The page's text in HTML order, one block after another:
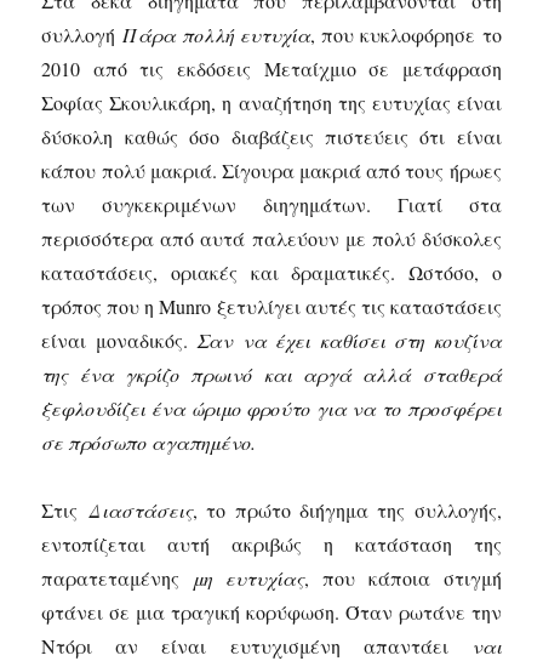
συλλογή Πάρα πολλή ευτυχία, που κυκλοφόρησε το
2010 από τις εκδόσεις Μεταίχμιο σε μετάφραση
Σοφίας Σκουλικάρη, η αναζήτηση της ευτυχίας είναι
δύσκολη καθώς όσο διαβάζεις πιστεύεις ότι είναι
κάπου πολύ μακριά. Σίγουρα μακριά από τους ήρωες
των συγκεκριμένων διηγημάτων. Γιατί στα
περισσότερα από αυτά παλεύουν με πολύ δύσκολες
καταστάσεις, οριακές και δραματικές. Ωστόσο, ο
τρόπος που η Munro ξετυλίγει αυτές τις καταστάσεις
είναι μοναδικός.Σαν να έχει καθίσει στη κουζίνα
της ένα γκρίζο πρωινό και αργά αλλά σταθερά
ξεφλουδίζει ένα ώριμο φρούτο για να το προσφέρει
σε πρόσωπο αγαπημένο.
Στις Διαστάσεις, το πρώτο διήγημα της συλλογής,
εντοπίζεται αυτή ακριβώς η κατάσταση της
παρατεταμένης μη ευτυχίας, που κάποια στιγμή
φτάνει σε μια τραγική κορύφωση. Όταν ρωτάνε την
Ντόρι αν είναι ευτυχισμένη απαντάει
ναι